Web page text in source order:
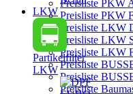
LKW
Partikelfilter
LKW
Preisliste PKW
Preisliste PKW
Preisliste
Preisliste
Preisliste LKW
Preisliste
Preisliste
Preisliste